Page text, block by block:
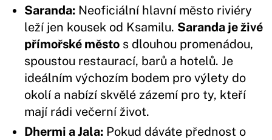
Saranda: Neoficiální hlavní město riviéry
leží jen kousek od Ksamilu. Saranda je živé
přímořské město s dlouhou promenádou,
spoustou restaurací, barů a hotelů. Je
ideálním výchozím bodem pro výlety do
okolí a nabízí skvělé zázemí pro ty, kteří
mají rádi večerní život.
Dhermi a Jala: Pokud dáváte přednost o